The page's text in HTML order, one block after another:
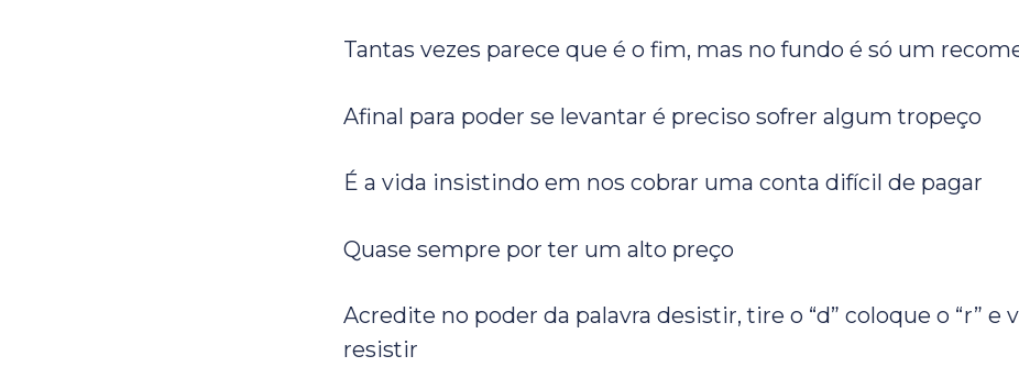
Tantas vezes parece que é o fim, mas no fundo é só um
Afinal para poder se levantar é preciso sofrer algum tropeço
É a vida insistindo em nos cobrar uma conta difícil de pagar
Quase sempre por ter um alto preço
Acredite no poder da palavra desistir, tire o “d” coloque o “r” e
resistir